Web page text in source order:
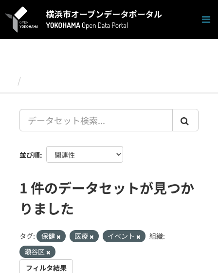
キ
並び順
1 件のデータセットが見つか
りました
タグ: 保健 医療 イベント
組織:
瀬谷区
フィルタ結果